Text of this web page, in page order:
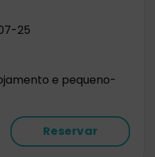
25
e pequeno-
Reservar